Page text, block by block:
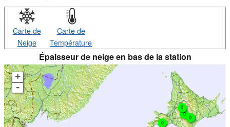
Carte de
Neige
Carte de
Température
Épaisseur de neige en bas de la station
+
-
0
0
0
0